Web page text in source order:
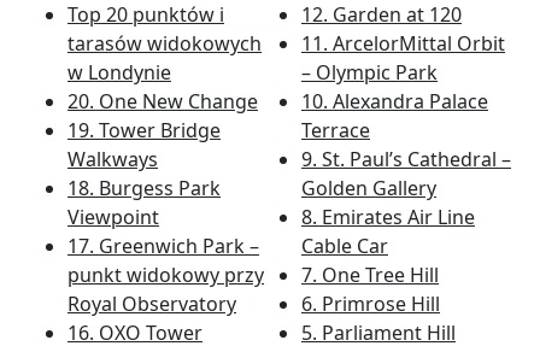
Top 20 punktów i
tarasów widokowych
w Londynie
20. One New Change
19. Tower Bridge
Walkways
18. Burgess Park
Viewpoint
17. Greenwich Park –
punkt widokowy przy
Royal Observatory
16. OXO Tower
12. Garden at 120
11. ArcelorMittal Orbit
– Olympic Park
10. Alexandra Palace
Terrace
9. St. Paul’s Cathedral –
Golden Gallery
8. Emirates Air Line
Cable Car
7. One Tree Hill
6. Primrose Hill
5. Parliament Hill